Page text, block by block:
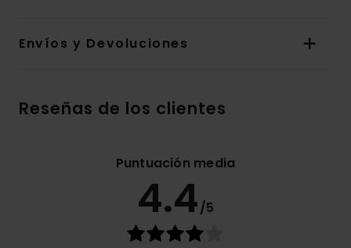
Envíos y Devoluciones
Reseñas de los clientes
Puntuación media
4.4/5